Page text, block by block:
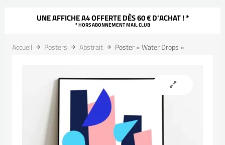
UNE AFFICHE A4 OFFERTE DÈS 60 € D'ACHAT ! *
* HORS ABONNEMENT MAIL CLUB
Accueil Posters Abstrait Poster « Water Drops »